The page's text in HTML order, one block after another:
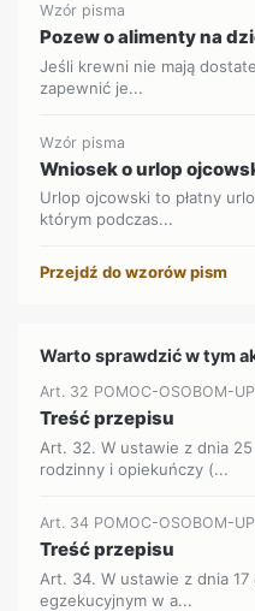
Wzór pisma
Pozew o alimenty na
Jeśli krewni nie mają
zapewnić je...
Wzór pisma
Wniosek o urlop
Urlop ojcowski to płatny
którym podczas...
Przejdź do wzorów pism
Warto sprawdzić w tym
Art. 32 POMOC-OSOBOM-
Treść przepisu
Art. 32. W ustawie z dnia
rodzinny i opiekuńczy (...
Art. 34 POMOC-OSOBOM-
Treść przepisu
Art. 34. W ustawie z dnia
egzekucyjnym w a...